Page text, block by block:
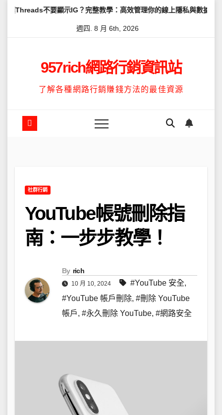
Skip顯示IG？完整教學：高效管理你的線上隱私與數據安全 怎麼讓
週四. 8 月 6th, 2026
957rich網路行銷資訊站
了解各種網路行銷賺錢方法的最佳資源
社群行銷
YouTube帳號刪除指
南：一步步教學！
By rich
10 月 10, 2024 #YouTube 安全,
#YouTube 帳戶刪除, #刪除 YouTube
帳戶, #永久刪除 YouTube, #網路安全